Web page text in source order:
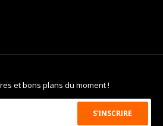
et bons plans du moment !